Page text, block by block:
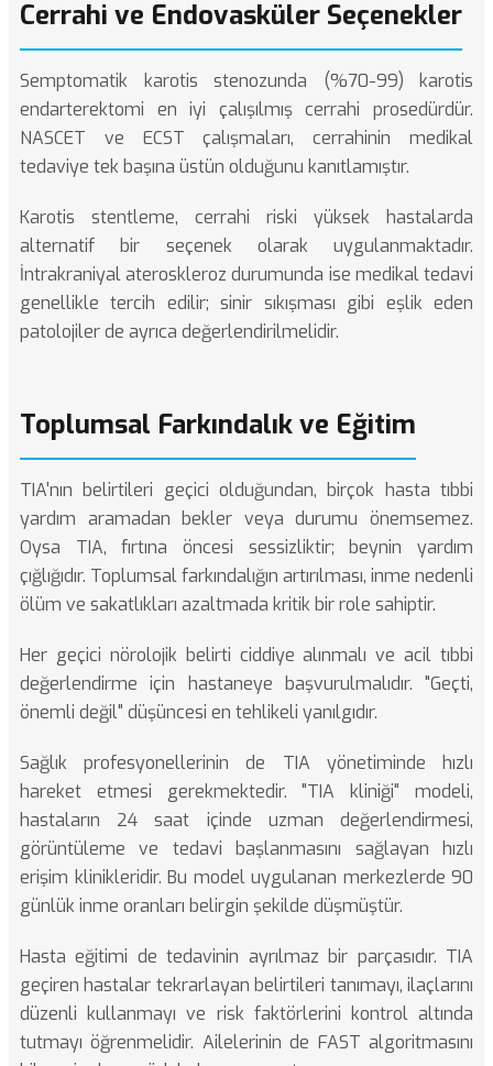
Cerrahi ve Endovasküler Seçenekler
Semptomatik karotis stenozunda (%70-99) karotis
endarterektomi en iyi çalışılmış cerrahi prosedürdür.
NASCET ve ECST çalışmaları, cerrahinin medikal
tedaviye tek başına üstün olduğunu kanıtlamıştır.
Karotis stentleme, cerrahi riski yüksek hastalarda
alternatif bir seçenek olarak uygulanmaktadır.
İntrakraniyal ateroskleroz durumunda ise medikal tedavi
genellikle tercih edilir;sinir sıkışması gibi eşlik eden
patolojiler de ayrıca değerlendirilmelidir.
Toplumsal Farkındalık ve Eğitim
TIA'nın belirtileri geçici olduğundan, birçok hasta tıbbi
yardım aramadan bekler veya durumu önemsemez.
Oysa TIA, fırtına öncesi sessizliktir; beynin yardım
çığlığıdır. Toplumsal farkındalığın artırılması, inme nedenli
ölüm ve sakatlıkları azaltmada kritik bir role sahiptir.
Her geçici nörolojik belirti ciddiye alınmalı ve acil tıbbi
değerlendirme için hastaneye başvurulmalıdır. "Geçti,
önemli değil" düşüncesi en tehlikeli yanılgıdır.
Sağlık profesyonellerinin de TIA yönetiminde hızlı
hareket etmesi gerekmektedir. "TIA kliniği" modeli,
hastaların 24 saat içinde uzman değerlendirmesi,
görüntüleme ve tedavi başlanmasını sağlayan hızlı
erişim klinikleridir. Bu model uygulanan merkezlerde 90
günlük inme oranları belirgin şekilde düşmüştür.
Hasta eğitimi de tedavinin ayrılmaz bir parçasıdır. TIA
geçiren hastalar tekrarlayan belirtileri tanımayı, ilaçlarını
düzenli kullanmayı ve risk faktörlerini kontrol altında
tutmayı öğrenmelidir. Ailelerinin de FAST algoritmasını